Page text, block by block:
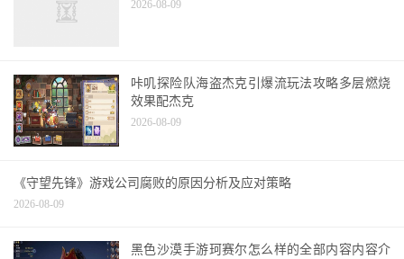
效果配杰克
2026-08-09
2026-08-09
绍介绍